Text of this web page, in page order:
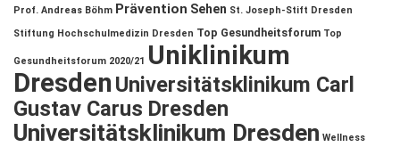
Prof. Andreas Böhm Prävention Sehen St. Joseph-Stift Dresden
Stiftung Hochschulmedizin Dresden Top Gesundheitsforum Top
Gesundheitsforum 2020/21 Uniklinikum
DresdenUniversitätsklinikum Carl
Gustav Carus Dresden
Universitätsklinikum Dresden Wellness